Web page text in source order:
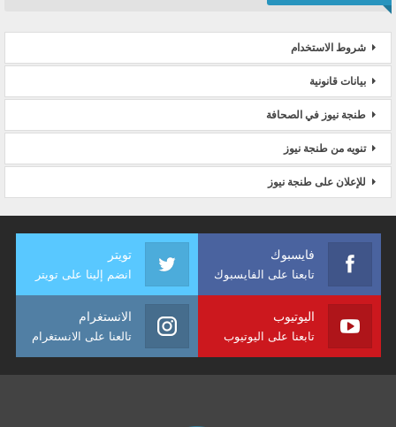
شروط الاستخدام
بيانات قانونية
طنجة نيوز في الصحافة
تنويه من طنجة نيوز
للإعلان على طنجة نيوز
فايسبوك
تابعنا على الفايسبوك
تويتر
انضم إلينا على تويتر
اليوتيوب
تابعنا على اليوتيوب
الانستغرام
تالعنا على الانستغرام